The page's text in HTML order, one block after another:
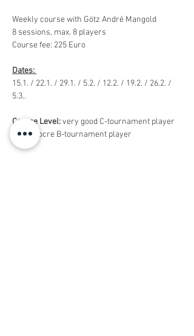
Weekly course with Götz André Mangold
8 sessions, max. 8 players
Course fee: 225 Euro
Dates:
15.1. / 22.1. / 29.1. / 5.2. / 12.2. / 19.2. / 26.2. /
5.3..
Course Level: very good C-tournament player
to mediocre B-tournament player